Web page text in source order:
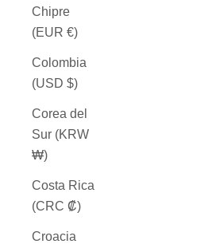
Chipre
(EUR €)
Colombia
(USD $)
Corea del
Sur (KRW
₩)
Costa Rica
(CRC ₡)
Croacia